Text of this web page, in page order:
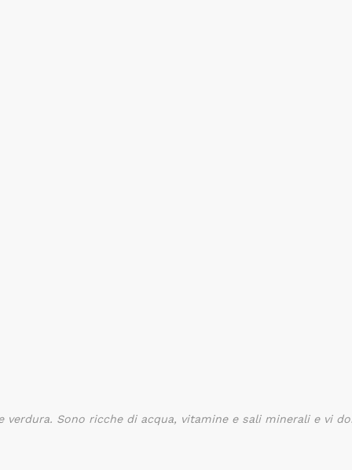
Sono ricche di acqua, vitamine e sali minerali e vi